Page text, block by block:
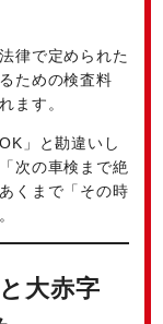
律で定められた
ための検査料
ます。
」と勘違いし
次の車検まで絶
くまで「その時
大赤字